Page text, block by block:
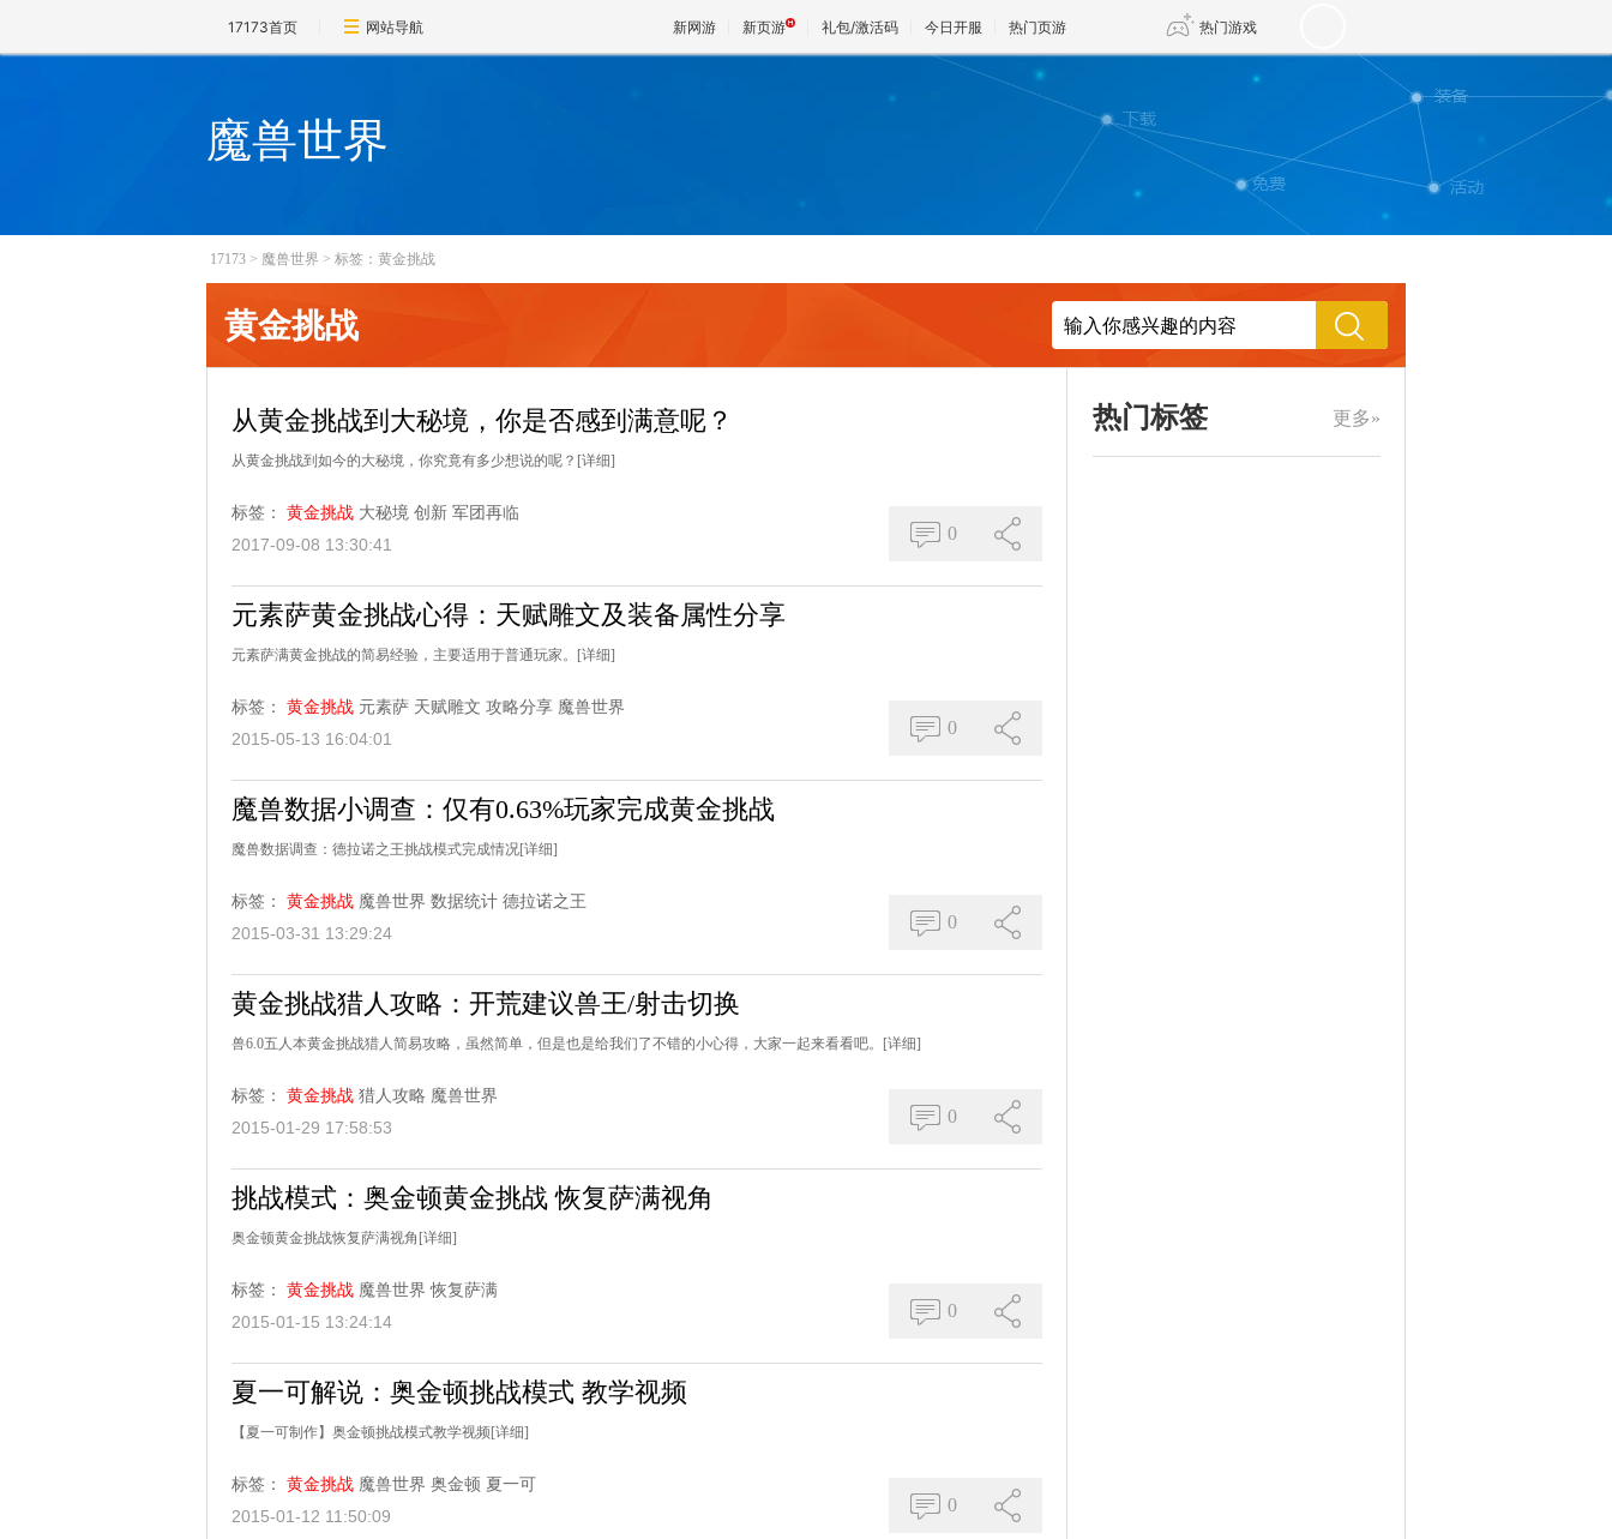
17173首页 网站导航 新网游 新页游 礼包/激活码 今日开服 热门页游 热门游戏
DNF 传奇4
天堂
王权与自由 诛仙世界 新仙侠5
魔兽世界
17173 > 魔兽世界 > 标签：黄金挑战
黄金挑战
从黄金挑战到大秘境，你是否感到满意呢？
从黄金挑战到如今的大秘境，你究竟有多少想说的呢？ [详细]
标签： 黄金挑战 大秘境 创新 军团再临
2017-09-08 13:30:41
0
元素萨黄金挑战心得：天赋雕文及装备属性分享
元素萨满黄金挑战的简易经验，主要适用于普通玩家。 [详细]
标签： 黄金挑战 元素萨 天赋雕文 攻略分享 魔兽世界
2015-05-13 16:04:01
0
魔兽数据小调查：仅有0.63%玩家完成黄金挑战
魔兽数据调查：德拉诺之王挑战模式完成情况[详细]
标签： 黄金挑战 魔兽世界 数据统计 德拉诺之王
2015-03-31 13:29:24
0
黄金挑战猎人攻略：开荒建议兽王/射击切换
兽6.0五人本黄金挑战猎人简易攻略，虽然简单，但是也是给我们了不错的小心得，大家一起来看看吧。 [详细]
标签： 黄金挑战 猎人攻略 魔兽世界
2015-01-29 17:58:53
0
挑战模式：奥金顿黄金挑战 恢复萨满视角
奥金顿黄金挑战恢复萨满视角 [详细]
标签： 黄金挑战 魔兽世界 恢复萨满
2015-01-15 13:24:14
0
夏一可解说：奥金顿挑战模式 教学视频
【夏一可制作】奥金顿挑战模式教学视频[详细]
标签： 黄金挑战 魔兽世界 奥金顿 夏一可
2015-01-12 11:50:09
0
更多»
热门标签